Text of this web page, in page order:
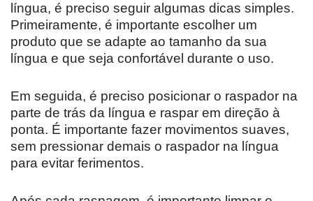
língua, é preciso seguir algumas dicas simples.
Primeiramente, é importante escolher um
produto que se adapte ao tamanho da sua
língua e que seja confortável durante o uso.
Em seguida, é preciso posicionar o raspador na
parte de trás da língua e raspar em direção à
ponta. É importante fazer movimentos suaves,
sem pressionar demais o raspador na língua
para evitar ferimentos.